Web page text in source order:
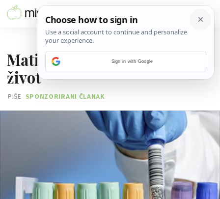
Matične stanice spašavaju
život
PIŠE SPONZORIRANI ČLANAK
Sign in with Google